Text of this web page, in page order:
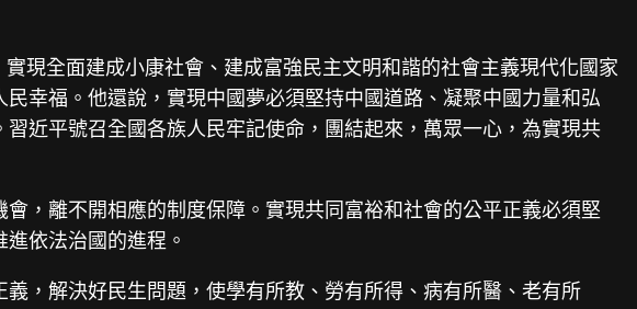
現全面建成小康社會、建成富強民主文明和諧的社會主義現代化國家
幸福。他還說，實現中國夢必須堅持中國道路、凝聚中國力量和弘
近平號召全國各族人民牢記使命，團結起來，萬眾一心，為實現共
，離不開相應的制度保障。實現共同富裕和社會的公平正義必須堅
依法治國的進程。
，解決好民生問題，使學有所教、勞有所得、病有所醫、老有所